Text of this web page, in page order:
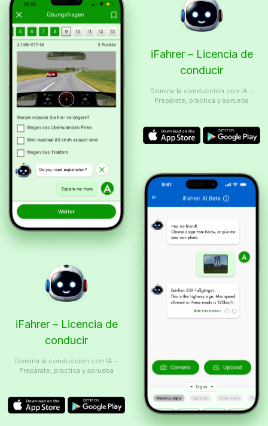
iFahrer – Licencia de
conducir
Domina la conducción con IA –
Prepárate, practica y aprueba
iFahrer – Licencia de
conducir
Domina la conducción con IA –
Prepárate, practica y aprueba